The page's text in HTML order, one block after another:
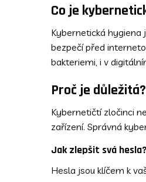
Co je
Kybernetická hygiena
bezpečí před
bakteriemi, i v
Proč je důležitá?
Kybernetičtí zločinci
zařízení. Správná
Jak zlepšit svá hesla?
Hesla jsou klíčem k